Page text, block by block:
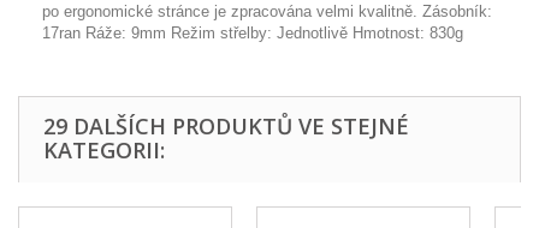
po ergonomické stránce je zpracována velmi kvalitně. Zásobník:
17ran Ráže: 9mm Režim střelby: Jednotlivě Hmotnost: 830g
29 DALŠÍCH PRODUKTŮ VE STEJNÉ
KATEGORII: